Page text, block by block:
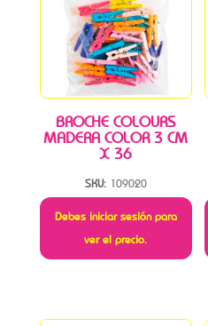
BROCHE COLOURS
MADERA COLOR 3 CM
X 36
SKU: 109020
Debes iniciar sesión para
ver el precio.